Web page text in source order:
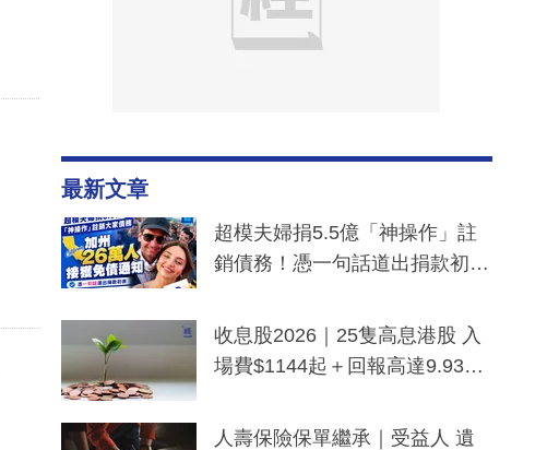
最新文章
超模夫婦捐5.5億「神操作」註
銷債務！憑一句話道出捐款初
一度被誤當詐騙手段
收息股2026｜25隻高息港股 入
場費$1144起＋回報高達9.93
人壽保險保單繼承｜受益人 遺